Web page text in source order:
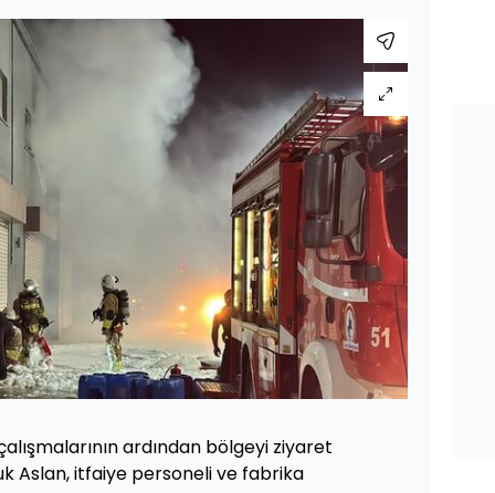
ardından bölgeyi ziyaret
Aslan, itfaiye personeli ve fabrika